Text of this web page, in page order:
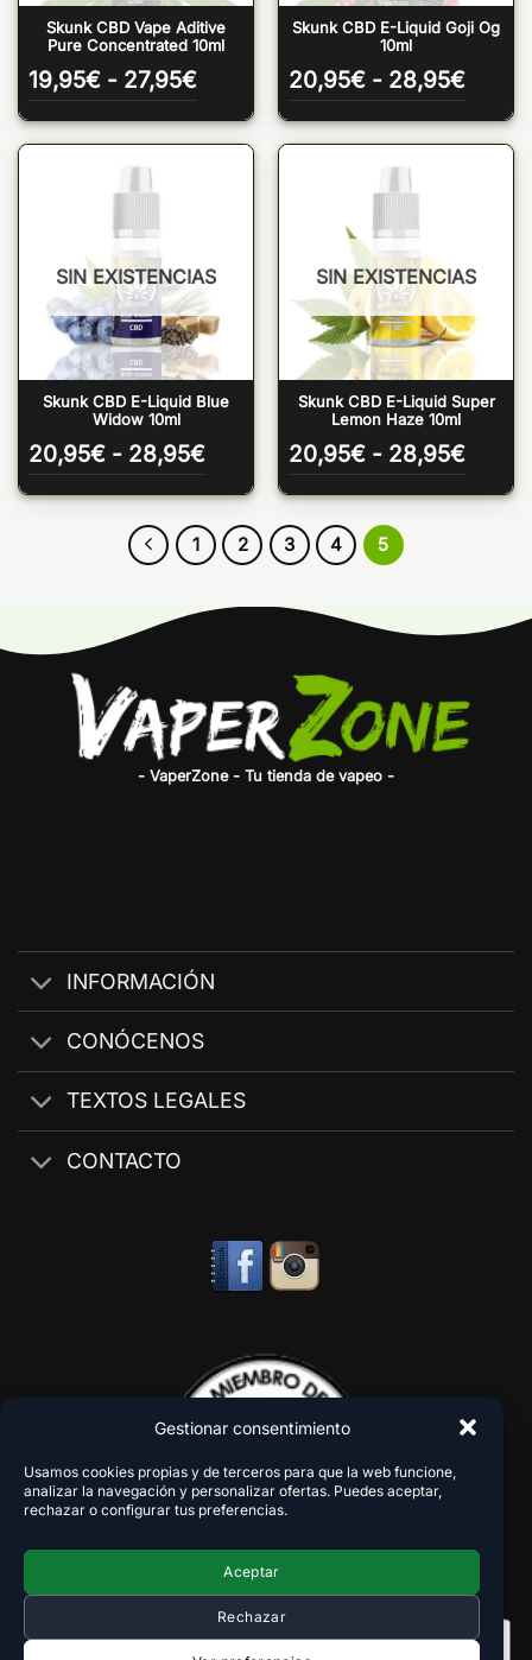
Gestionar consentimiento
Usamos cookies propias y de terceros para que la web funcione,
analizar la navegación y personalizar ofertas. Puedes aceptar,
rechazar o configurar tus preferencias.
Aceptar
Rechazar
Skunk CBD Vape Aditive
Pure Concentrated 10ml
19,95€ - 27,95€Rango
de
precios:
desde
Skunk CBD E-Liquid Goji Og
10ml
20,95€ - 28,95€Rango
de
desde
SIN EXISTENCIAS
Skunk CBD E-Liquid Blue
Widow 10ml
20,95€ - 28,95€Rango
de
precios:
desde
20,95€
hasta
SIN EXISTENCIAS
Skunk CBD E-Liquid Super
Lemon Haze 10ml
20,95€ - 28,95€Rango
de
1 2 3 4 5
- VaperZone - Tu tienda de vapeo -
INFORMACIÓN
CONÓCENOS
TEXTOS LEGALES
CONTACTO